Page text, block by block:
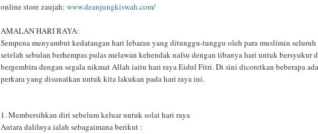
online store zaujah:www.deanjungkiswah.com/
AMALAN HARI RAYA:
Sempena menyambut kedatangan hari lebaran yang ditunggu-tunggu oleh para muslimin
setelah sebulan berhempas pulas melawan kehendak nafsu dengan tibanya hari untuk bersyukur
bergembira dengan segala nikmat Allah iaitu hari raya Eidul Fitri. Di sini dicoretkan beberapa
perkara yang disunatkan untuk kita lakukan pada hari raya ini.
1. Membersihkan diri sebelum keluar untuk solat hari raya
Antara dalilnya ialah sebagaimana berikut :